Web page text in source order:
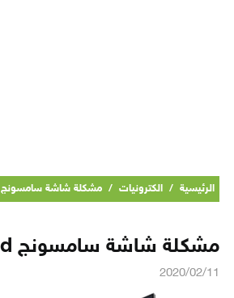
الرئيسية / الكترونيات / مشكلة شاشة سامسونج led
مشكلة شاشة سامسونج led
2020/02/11